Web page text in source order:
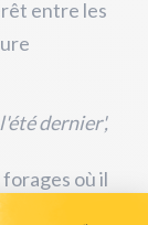
entre les
dernier',
où il